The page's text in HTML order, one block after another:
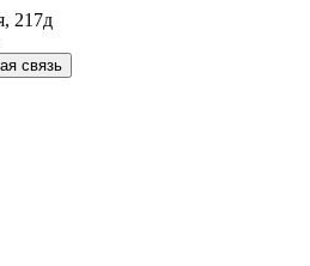
217д
связь